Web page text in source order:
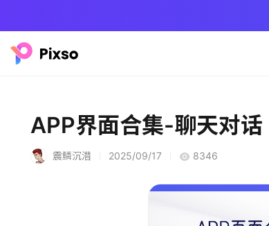
APP界面合集-聊天对话
震鳞沉潜 2025/09/17 8346